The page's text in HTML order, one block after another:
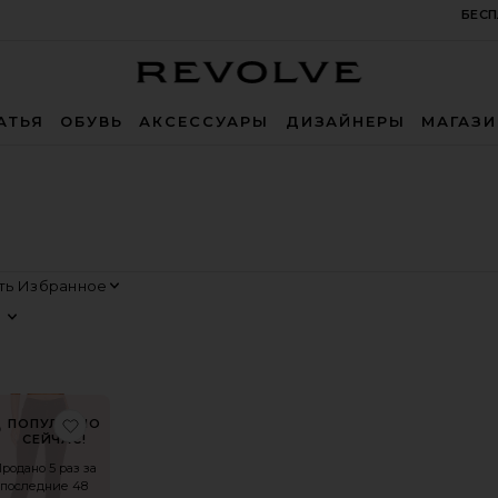
ОБУВЬ АКСЕССУАРЫ ДИЗАЙНЕРЫ
Просмотр
MARIA
ПОПУЛЯРНО
СЕЙЧАС!
5 раз за
последние 48
избранноеДЖИНСЫ С ЗАКАТКОЙ НА ЛОДЫЖКАХ